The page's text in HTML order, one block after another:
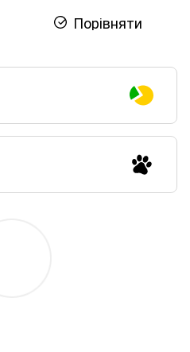
Порівняти